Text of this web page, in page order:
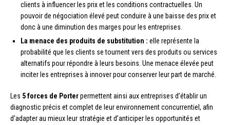
clients à influencer les prix et les conditions contractuelles. Un
pouvoir de négociation élevé peut conduire à une baisse des prix et
donc à une diminution des marges pour les entreprises.
La menace des produits de substitution : elle représente la
probabilité que les clients se tournent vers des produits ou services
alternatifs pour répondre à leurs besoins. Une menace élevée peut
inciter les entreprises à innover pour conserver leur part de marché.
Les 5 forces de Porterpermettent ainsi aux entreprises d’établir un
diagnostic précis et complet de leur environnement concurrentiel, afin
d’adapter au mieux leur stratégie et d’anticiper les opportunités et